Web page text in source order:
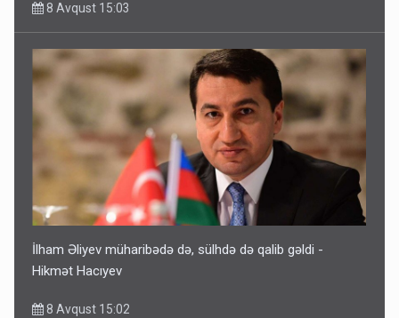
8 Avqust 15:03
İlham Əliyev müharibədə də, sülhdə də qalib gəldi -
Hikmət Hacıyev
8 Avqust 15:02